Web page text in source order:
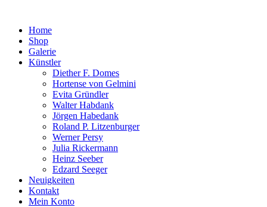
Home
Shop
Galerie
Künstler
Diether F. Domes
Hortense von Gelmini
Evita Gründler
Walter Habdank
Jörgen Habedank
Roland P. Litzenburger
Werner Persy
Julia Rickermann
Heinz Seeber
Edzard Seeger
Neuigkeiten
Kontakt
Mein Konto